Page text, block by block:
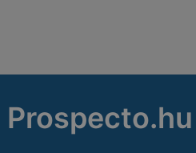
Prospecto.hu